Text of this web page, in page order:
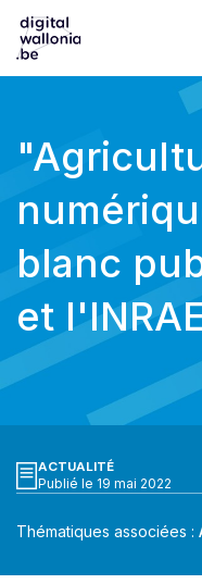
blanc
et
ACTUALITÉ
Publié le 19 mai 2022
Thématiques associées :